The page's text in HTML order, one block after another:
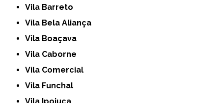
Vila Barreto
Vila Bela Aliança
Vila Boaçava
Vila Caborne
Vila Comercial
Vila Funchal